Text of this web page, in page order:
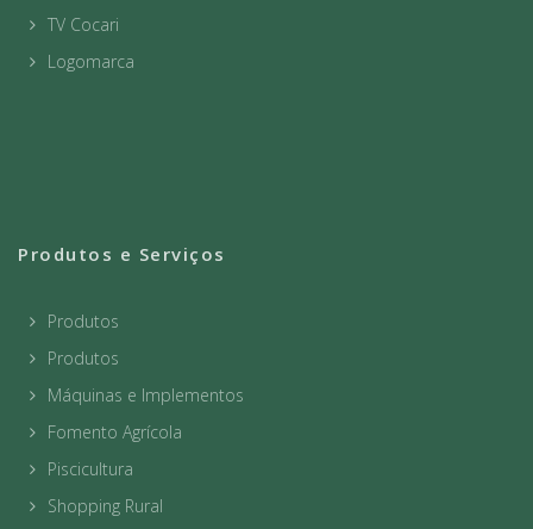
TV Cocari
Logomarca
Produtos e Serviços
Produtos
Produtos
Máquinas e Implementos
Fomento Agrícola
Piscicultura
Shopping Rural